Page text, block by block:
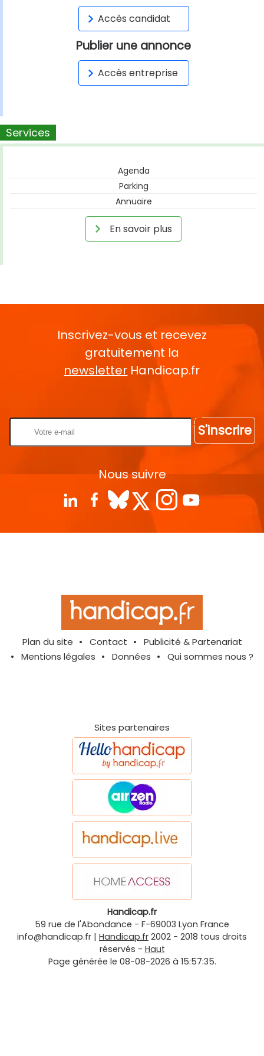
Accès candidat
Publier une annonce
Accès entreprise
Services
Agenda
Parking
Annuaire
En savoir plus
Inscrivez-vous et recevez
gratuitement la
newsletter Handicap.fr
S'inscrire
Nous suivre
Plan du site Contact
Publicité & Partenariat
Mentions légales
Données Qui sommes nous ?
Sites partenaires
Handicap.fr
59 rue de l'Abondance - F-69003 Lyon France
info@handicap.fr | Handicap.fr 2002 - 2018 tous droits
réservés - Haut
Page générée le 08-08-2026 à 15:57:35.